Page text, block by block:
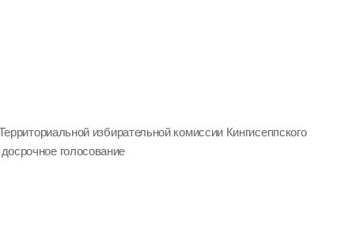
избирательной комиссии Кингисеппского
голосование